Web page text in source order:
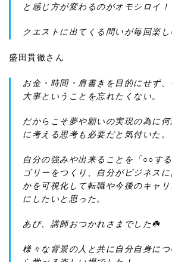
と感じ方が変わるのがオモシロイ！
クエストに出てくる問いが毎回楽
盛田貫徹さん
お金・時間・肩書きを目的にせず
大事ということを忘れたくない。
だからこそ夢や願いの実現の為に
に考える思考も必要だと気付いた。
自分の強みや出来ることを「○○す
ゴリーをつくり、自分がビジネス
かを可視化して転職や今後のキャ
にしたいと思った。
あび、講師おつかれさまでした☘️
様々な背景の人と共に自分自身に